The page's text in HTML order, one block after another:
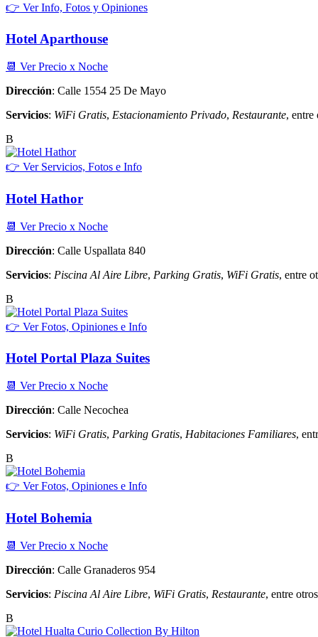
👉 Ver Info, Fotos y Opiniones
Hotel Aparthouse
📆 Ver Precio x Noche
Dirección: Calle 1554 25 De Mayo
Servicios: WiFi Gratis, Estacionamiento Privado, Restaurante, entre
B
👉 Ver Servicios, Fotos e Info
Hotel Hathor
📆 Ver Precio x Noche
Dirección: Calle Uspallata 840
Servicios: Piscina Al Aire Libre, Parking Gratis, WiFi Gratis, entre
B
👉 Ver Fotos, Opiniones e Info
Hotel Portal Plaza Suites
📆 Ver Precio x Noche
Dirección: Calle Necochea
Servicios: WiFi Gratis, Parking Gratis, Habitaciones Familiares,
B
👉 Ver Fotos, Opiniones e Info
Hotel Bohemia
📆 Ver Precio x Noche
Dirección: Calle Granaderos 954
Servicios: Piscina Al Aire Libre, WiFi Gratis, Restaurante, entre
B